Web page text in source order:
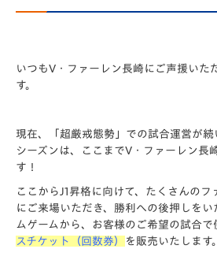
いつもV・ファーレン長崎にご声援いた
す。
現在、「超厳戒態勢」での試合運営が
シーズンは、ここまでV・ファーレン長
す！
ここからJ1昇格に向けて、たくさんの
にご来場いただき、勝利への後押しを
ムゲームから、お客様のご希望の試合で
スチケット（回数券）
を販売いたします。